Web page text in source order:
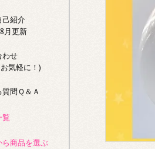
己紹介
更新
わせ
気軽に！)
質問Ｑ＆Ａ
覧
ら商品を選ぶ